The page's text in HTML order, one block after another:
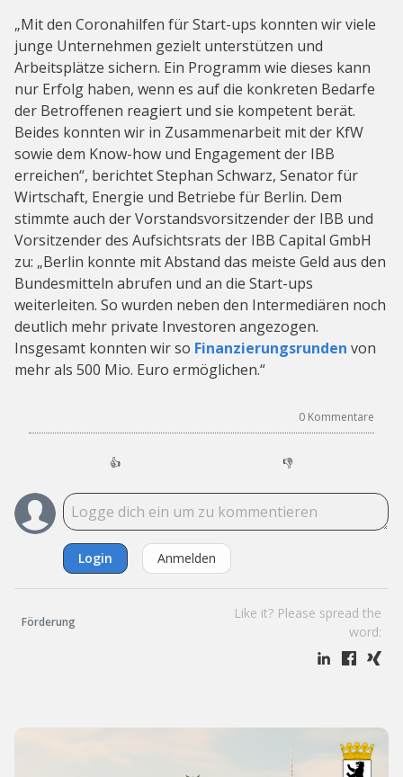
„Mit den Coronahilfen für Start-ups konnten wir viele
junge Unternehmen gezielt unterstützen und
Arbeitsplätze sichern. Ein Programm wie dieses kann
nur Erfolg haben, wenn es auf die konkreten Bedarfe
der Betroffenen reagiert und sie kompetent berät.
Beides konnten wir in Zusammenarbeit mit der KfW
sowie dem Know-how und Engagement der IBB
erreichen“, berichtet Stephan Schwarz, Senator für
Wirtschaft, Energie und Betriebe für Berlin. Dem
stimmte auch der Vorstandsvorsitzender der IBB und
Vorsitzender des Aufsichtsrats der IBB Capital GmbH
zu: „Berlin konnte mit Abstand das meiste Geld aus den
Bundesmitteln abrufen und an die Start-ups
weiterleiten. So wurden neben den Intermediären noch
deutlich mehr private Investoren angezogen.
Insgesamt konnten wir so Finanzierungsrunden von
mehr als 500 Mio. Euro ermöglichen.“
0 Kommentare
👍 👎
Login Anmelden
Förderung
Like it? Please spread the
word: